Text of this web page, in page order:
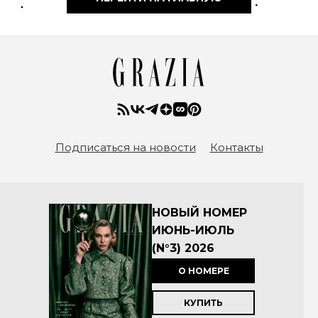
Подписаться на новости Контакты
НОВЫЙ НОМЕР
ИЮНЬ-ИЮЛЬ
(N°3) 2026
О НОМЕРЕ
КУПИТЬ